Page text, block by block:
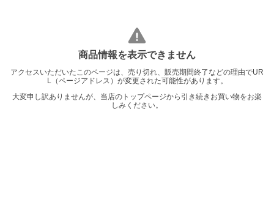
商品情報を表示できません
アクセスいただいたこのページは、売り切れ、販売期間終了などの理由でUR
L（ページアドレス）が変更された可能性があります。
大変申し訳ありませんが、当店のトップページから引き続きお買い物をお楽
しみください。